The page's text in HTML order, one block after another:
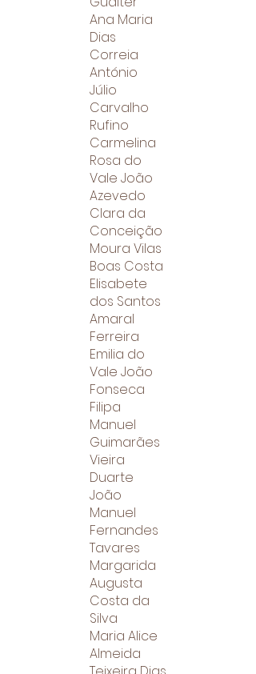
Ana Maria
Dias
Correia
António
Júlio
Carvalho
Rufino
Carmelina
Rosa do
Vale João
Azevedo
Clara da
Conceição
Moura Vilas
Boas Costa
Elisabete
dos Santos
Amaral
Ferreira
Emilia do
Vale João
Fonseca
Filipa
Manuel
Guimarães
Vieira
Duarte
João
Manuel
Fernandes
Tavares
Margarida
Augusta
Costa da
Silva
Maria Alice
Almeida